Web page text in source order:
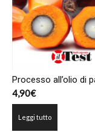
Processo all’olio di
4,90€
Leggi tutto